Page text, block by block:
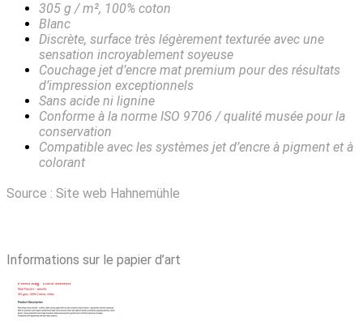
305 g / m², 100% coton
Blanc
Discrète, surface très légèrement texturée avec une
sensation incroyablement soyeuse
Couchage jet d’encre mat premium pour des résultats
d’impression exceptionnels
Sans acide ni lignine
Conforme à la norme ISO 9706 / qualité musée pour la
conservation
Compatible avec les systèmes jet d’encre à pigment et à
colorant
Source : Site web Hahnemühle
Informations sur le papier d’art